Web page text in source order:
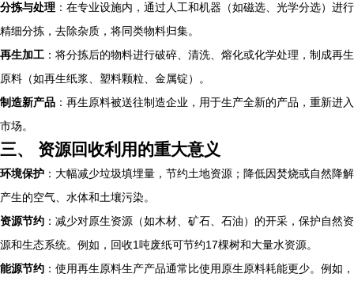
分拣与处理 ：在专业设施内，通过人工和机器（如磁选、光学分选）进行
精细分拣，去除杂质，将同类物料归集。
再生加工 ：将分拣后的物料进行破碎、清洗、熔化或化学处理，制成再生
原料（如再生纸浆、塑料颗粒、金属锭）。
制造新产品 ：再生原料被送往制造企业，用于生产全新的产品，重新进入
市场。
三、 资源回收利用的重大意义
环境保护 ：大幅减少垃圾填埋量，节约土地资源；降低因焚烧或自然降解
产生的空气、水体和土壤污染。
资源节约 ：减少对原生资源（如木材、矿石、石油）的开采，保护自然资
源和生态系统。例如，回收1吨废纸可节约17棵树和大量水资源。
能源节约 ：使用再生原料生产产品通常比使用原生原料耗能更少。例如，